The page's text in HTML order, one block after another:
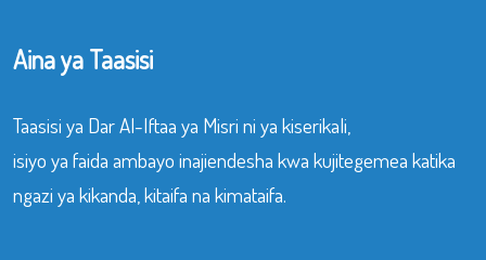
Aina ya Taasisi
Taasisi ya Dar Al-Iftaa ya Misri ni ya kiserikali,
isiyo ya faida ambayo inajiendesha kwa kujitegemea katika
ngazi ya kikanda, kitaifa na kimataifa.